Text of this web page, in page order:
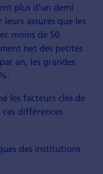
plus d’un demi
assurés que les
moins de 50
net des petites
an, les grandes
les facteurs clés de
différences :
des institutions